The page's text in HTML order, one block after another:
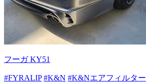
フーガ KY51
#FYRALIP #K&N #K&Nエアフィルター